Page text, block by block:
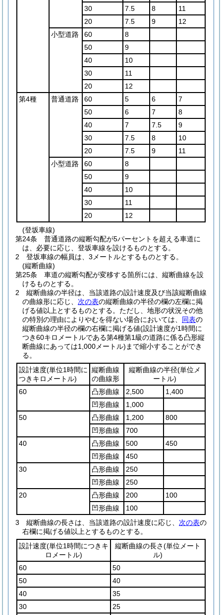
30
7.5 8
11
20
7.5 9
12
小型道路
60
8
50
9
40
10
30
11
20
12
第4種
普通道路 60 5 6
7
50
6 7
8
40
7 7.5
9
30
7.5 8
10
20
7.5 9
11
小型道路
60
8
50
9
40
10
30
11
20
12
(登坂車線)
第24条
普通道路の縦断勾配が5パーセントを超える車道に
は、必要に応じ、登坂車線を設けるものとする。
2
登坂車線の幅員は、3メートルとするものとする。
(縦断曲線)
第25条
車道の縦断勾配が変移する箇所には、縦断曲線を設
けるものとする。
2
縦断曲線の半径は、当該道路の設計速度及び当該縦断曲線
の曲線形に応じ、 次の表の縦断曲線の半径の欄の左欄に掲
げる値以上とするものとする。 ただし、地形の状況その他
の特別の理由によりやむを得ない場合においては、 同表の
縦断曲線の半径の欄の右欄に掲げる値(設計速度が1時間に
つき60キロメートルである第4種第1級の道路に係る凸形縦
断曲線にあっては1,000メートル) まで縮小することができ
る。
設計速度(単位1時間に
つきキロメートル)
縦断曲線
の曲線形
縦断曲線の半径(単位メ
ートル)
60
凸形曲線 2,500
1,400
凹形曲線
1,000
50
凸形曲線 1,200
800
凹形曲線
700
40
凸形曲線 500
450
凹形曲線
450
30
凸形曲線
250
凹形曲線
250
20
凸形曲線 200
100
凹形曲線
100
3
縦断曲線の長さは、当該道路の設計速度に応じ、 次の表の
右欄に掲げる値以上とするものとする。
設計速度(単位1時間につきキ
ロメートル)
縦断曲線の長さ(単位メート
ル)
60
50
50
40
40
35
30
25